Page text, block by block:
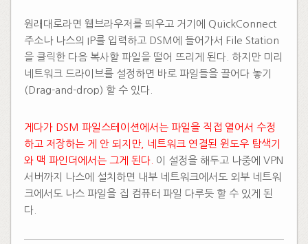
원래대로라면 웹브라우저를 띄우고 거기에 QuickConnect
주소나 나스의 IP를 입력하고 DSM에 들어가서 File Station
을 클릭한 다음 복사할 파일을 떨어 뜨리게 된다. 하지만 미리
네트워크 드라이브를 설정하면 바로 파일들을 끌어다 놓기
(Drag-and-drop) 할 수 있다.
게다가 DSM 파일스테이션에서는 파일을 직접 열어서 수정
하고 저장하는 게 안 되지만, 네트워크 연결된 윈도우 탐색기
와 맥 파인더에서는 그게 된다. 이 설정을 해두고 나중에 VPN
서버까지 나스에 설치하면 내부 네트워크에서도 외부 네트워
크에서도 나스 파일을 집 컴퓨터 파일 다루듯 할 수 있게 된
다.